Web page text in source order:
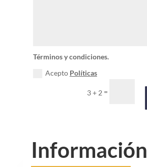
Términos y condiciones.
Acepto Políticas
3 + 2 =
Información